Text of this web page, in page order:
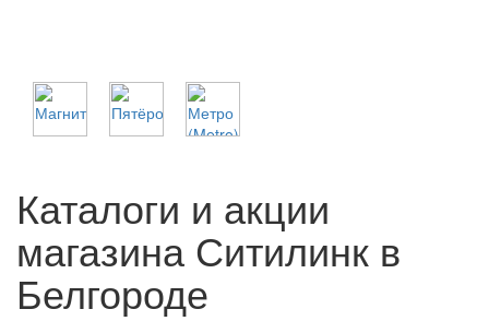
Каталоги и акции
магазина Ситилинк в
Белгороде